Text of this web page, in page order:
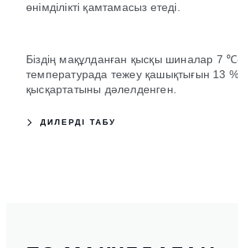
өнімділікті қамтамасыз етеді.
Біздің мақұлданған қысқы шиналар 7
температурада тежеу ​​қашықтығын 13
қысқартатыны дәлелденген.
ДИЛЕРДІ ТАБУ